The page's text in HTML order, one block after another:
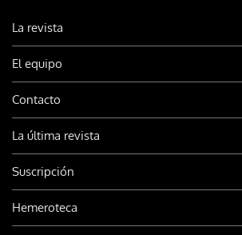
La revista
El equipo
Contacto
La última revista
Suscripción
Hemeroteca